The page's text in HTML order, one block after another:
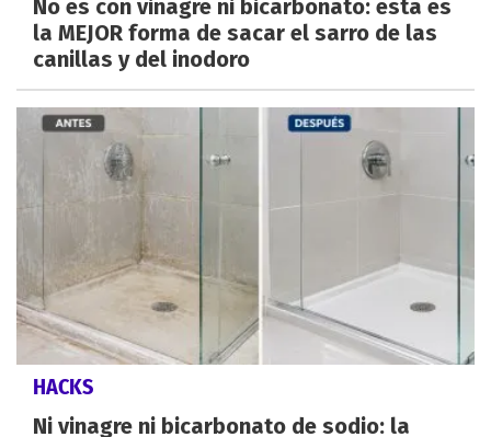
No es con vinagre ni bicarbonato: esta es
la MEJOR forma de sacar el sarro de las
canillas y del inodoro
HACKS
Ni vinagre ni bicarbonato de sodio: la